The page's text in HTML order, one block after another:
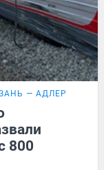
— АДЛЕР
800